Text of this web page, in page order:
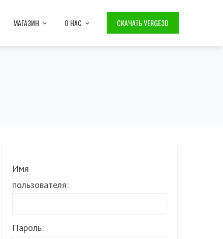
МАГАЗИН О НАС СКАЧАТЬ VERGE3D
Имя
пользователя:
Пароль: